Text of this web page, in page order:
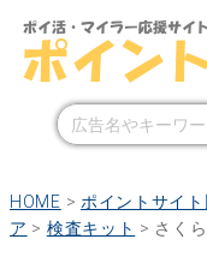
HOME > ポイントサイ
ア > 検査キット > さく